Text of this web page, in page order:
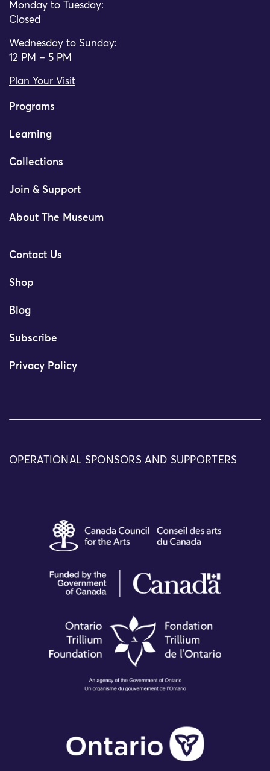
Monday to Tuesday:
Closed
Wednesday to Sunday:
12 PM – 5 PM
Plan Your Visit
Programs
Learning
Collections
Join & Support
About The Museum
Contact Us
Shop
Blog
Subscribe
Privacy Policy
OPERATIONAL SPONSORS AND SUPPORTERS